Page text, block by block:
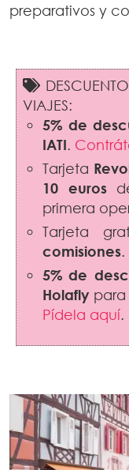
preparativos y
VIAJES:
5% de
IATI.
Tarjeta
10 euros
primera
Tarjeta
comisiones.
5% de
Holafly
Pídela aquí.